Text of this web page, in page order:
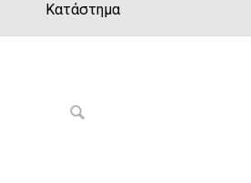
Κατάστημα